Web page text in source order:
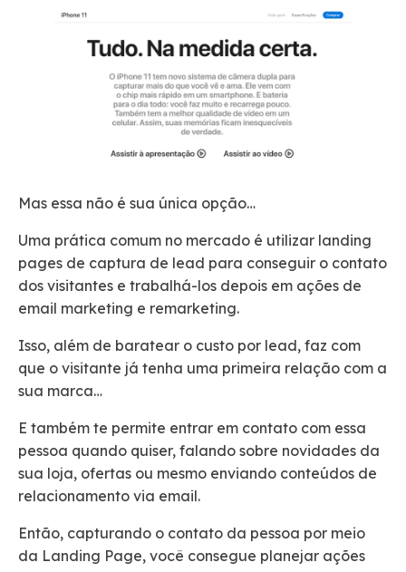
Mas essa não é sua única opção…
Uma prática comum no mercado é utilizar landing
pages de captura de lead para conseguir o contato
dos visitantes e trabalhá-los depois em ações de
email marketing e remarketing.
Isso, além de baratear o custo por lead, faz com
que o visitante já tenha uma primeira relação com a
sua marca…
E também te permite entrar em contato com essa
pessoa quando quiser, falando sobre novidades da
sua loja, ofertas ou mesmo enviando conteúdos de
relacionamento via email.
Então, capturando o contato da pessoa por meio
da Landing Page, você consegue planejar ações